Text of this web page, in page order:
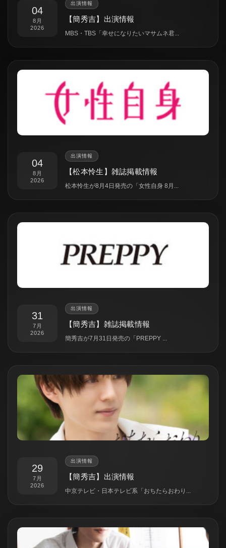
04
8月
2026
出演情報
【簡秀吉】出演情報
MBS・TBS「幸せになりたいマサムネ君...
04
8月
2026
出演情報
【松本怜生】雑誌掲載情報
松本怜生が8月4日発売の「女性自身 8月...
31
7月
2026
出演情報
【簡秀吉】雑誌掲載情報
簡秀吉が7月31日発売の「PREPPY ...
29
7月
2026
出演情報
【簡秀吉】出演情報
中京テレビ・日本テレビ系「おちたらおわり...